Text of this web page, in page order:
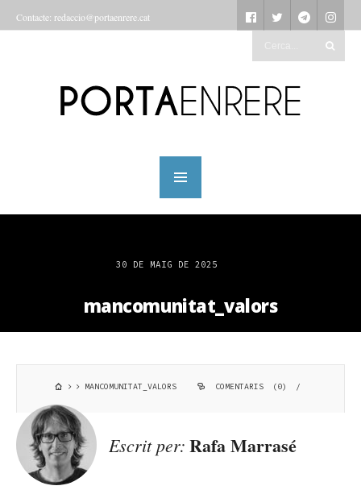
Contacte: redaccio@portaenrere.cat
30 DE MAIG DE 2025
mancomunitat_valors
MANCOMUNITAT_VALORS COMENTARIS (0) /
Escrit per: Rafa Marrasé